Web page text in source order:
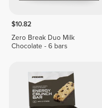
$10.82
Zero Break Duo Milk
Chocolate - 6 bars